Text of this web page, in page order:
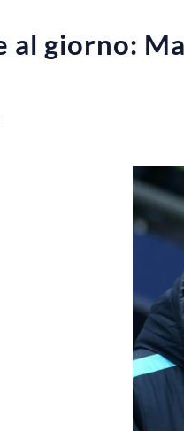
al giorno: